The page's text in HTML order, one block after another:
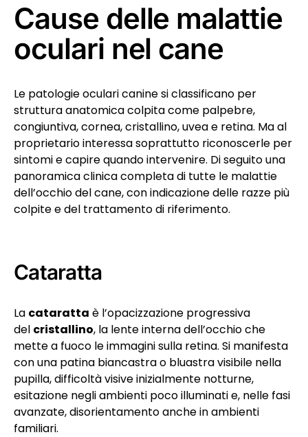
Cause delle malattie
oculari nel cane
Le patologie oculari canine si classificano per
struttura anatomica colpita come palpebre,
congiuntiva, cornea, cristallino, uvea e retina. Ma al
proprietario interessa soprattutto riconoscerle per
sintomi e capire quando intervenire. Di seguito una
panoramica clinica completa di tutte le malattie
dell’occhio del cane, con indicazione delle razze più
colpite e del trattamento di riferimento.
Cataratta
La cataratta è l’opacizzazione progressiva
del cristallino, la lente interna dell’occhio che
mette a fuoco le immagini sulla retina. Si manifesta
con una patina biancastra o bluastra visibile nella
pupilla, difficoltà visive inizialmente notturne,
esitazione negli ambienti poco illuminati e, nelle fasi
avanzate, disorientamento anche in ambienti
familiari.